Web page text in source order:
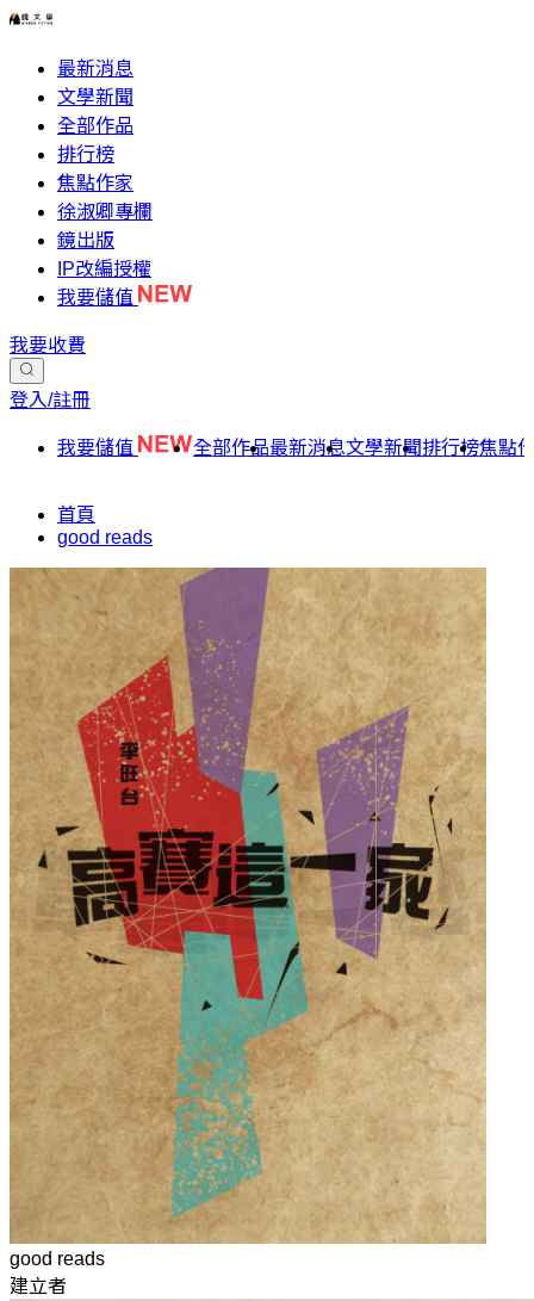
最新消息
文學新聞
全部作品
排行榜
焦點作家
徐淑卿專欄
鏡出版
IP改編授權
我要儲值
我要收費
登入/註冊
我要儲值 全部作品最新消息文學新聞排行榜焦點
首頁
good reads
good reads
建立者